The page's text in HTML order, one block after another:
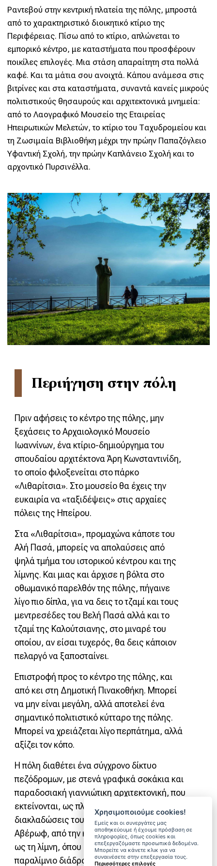
Ραντεβού στην κεντρική πλατεία της πόλης, μπροστά
από το χαρακτηριστικό διοικητικό κτίριο της
Περιφέρειας. Πίσω από το κτίριο, απλώνεται το
εμπορικό κέντρο, με καταστήματα που προσφέρουν
ποικίλες επιλογές. Μια στάση απαραίτητη στα πολλά
καφέ. Και τα μάτια σου ανοιχτά. Κάπου ανάμεσα στις
βιτρίνες και στα καταστήματα, συναντά κανείς μικρούς
πολιτιστικούς θησαυρούς και αρχιτεκτονικά μνημεία:
από το Λαογραφικό Μουσείο της Εταιρείας
Ηπειρωτικών Μελετών, το κτίριο του Ταχυδρομείου και
τη Ζωσιμαία Βιβλιοθήκη μέχρι την πρώην Παπαζόγλειο
Υφαντική Σχολή, την πρώην Καπλάνειο Σχολή και το
αρχοντικό Πυρσινέλλα.
Περιήγηση στην πόλη
Πριν αφήσεις το κέντρο της πόλης, μην
ξεχάσεις το Αρχαιολογικό Μουσείο
Ιωαννίνων, ένα κτίριο-δημιούργημα του
σπουδαίου αρχιτέκτονα Άρη Κωνσταντινίδη,
το οποίο φιλοξενείται στο πάρκο
«Λιθαρίτσια». Στο μουσείο θα έχεις την
ευκαιρία να «ταξιδέψεις» στις αρχαίες
πόλεις της Ηπείρου.
Στα «Λιθαρίτσια», προμαχώνα κάποτε του
Αλή Πασά, μπορείς να απολαύσεις από
ψηλά τμήμα του ιστορικού κέντρου και της
λίμνης. Και μιας και άρχισε η βόλτα στο
οθωμανικό παρελθόν της πόλης, πήγαινε
λίγο πιο δίπλα, για να δεις το τζαμί και τους
μεντρεσέδες του Βελή Πασά αλλά και το
τζαμί της Καλούτσιανης, στο μιναρέ του
οποίου, αν είσαι τυχερός, θα δεις κάποιον
πελαργό να ξαποσταίνει.
Επιστροφή προς το κέντρο της πόλης, και
από κει στη Δημοτική Πινακοθήκη. Μπορεί
να μην είναι μεγάλη, αλλά αποτελεί ένα
σημαντικό πολιτιστικό κύτταρο της πόλης.
Μπορεί να χρειάζεται λίγο περπάτημα, αλλά
αξίζει τον κόπο.
Η πόλη διαθέτει ένα σύγχρονο δίκτυο
πεζόδρομων, με στενά γραφικά σοκάκια και
παραδοσιακή γιαννιώτικη αρχιτεκτονική, που
εκτείνονται, ως πλακόστρωτες
διακλαδώσεις του οδικού κορμού της οδού
Αβέρωφ, από την κεντρική πλατεία (Πύρρου)
ως τη λίμνη, όπου συναντά κανείς τον
παραλίμνιο διάδρομο πεζοπορίας και
Χρησιμοποιούμε cookies!
Εμείς και οι συνεργάτες μας
αποθηκεύουμε ή έχουμε πρόσβαση σε
πληροφορίες, όπως cookies και
επεξεργαζόμαστε προσωπικά δεδομένα.
Μπορείτε να κάνετε κλικ για να
συναινέσετε στην επεξεργασία τους.
Περισσότερες επιλογές